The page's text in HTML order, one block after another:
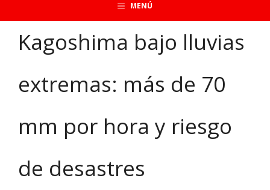
MENÚ
Kagoshima bajo lluvias
extremas: más de 70
mm por hora y riesgo
de desastres